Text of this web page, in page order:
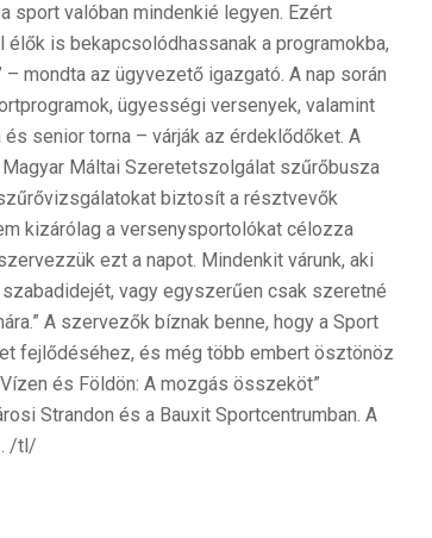
sport valóban mindenkié legyen. Ezért
is bekapcsolódhassanak a programokba,
mondta az ügyvezető igazgató. A nap során
ügyességi versenyek, valamint
senior torna – várják az érdeklődőket. A
Máltai Szeretetszolgálat szűrőbusza
biztosít a résztvevők
kizárólag a versenysportolókat célozza
ezt a napot. Mindenkit várunk, aki
vagy egyszerűen csak szeretné
A szervezők bíznak benne, hogy a Sport
fejlődéséhez, és még több embert ösztönöz
és Földön: A mozgás összeköt”
Strandon és a Bauxit Sportcentrumban. A
/tl/